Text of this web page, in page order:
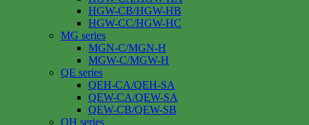
HGW-CB/HGW-HB
HGW-CC/HGW-HC
MG series
MGN-C/MGN-H
MGW-C/MGW-H
QE series
QEH-CA/QEH-SA
QEW-CA/QEW-SA
QEW-CB/QEW-SB
QH series